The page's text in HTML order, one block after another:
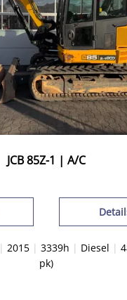
JCB 85Z-1 | A/C
| 2015 | 3339h | Diesel |
pk)